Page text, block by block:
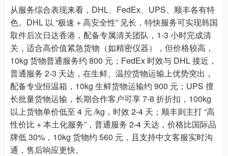
从服务综合表现来看，DHL、FedEx、UPS、顺丰各有特
色。DHL 以 “极速 + 高安全性” 见长，特快服务可实现韩国
取件后次日达香港，配备专属清关团队，1-3 小时完成清
关，适合高价值紧急货物（如精密仪器），但价格较高，
10kg 货物普通服务约 800 元；FedEx 时效与 DHL 接近，
普通服务 2-3 天达，在生鲜、温控货物运输上优势突出，
配备专业恒温箱，10kg 生鲜货物运输约 900 元；UPS 擅
长批量货物运输，长期合作客户可享 7-8 折折扣，100kg
以上货物单价低至 4 元 /kg，时效 2-4 天；顺丰则主打 “高
性价比 + 本土化服务”，普通服务 2-4 天达，价格比国际品
牌低 30%，10kg 货物约 560 元，且支持中文客服实时沟
通，售后响应更快。